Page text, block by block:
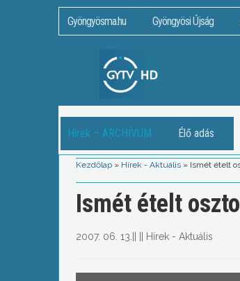
Gyöngyösma.hu Gyöngyösi Újság
Hírek – ARCHÍVUM Élő adás
Kezdőlap » Hírek - Aktuális » Ismét ételt
Ismét ételt
2007. 06. 13. Hírek - Aktuális